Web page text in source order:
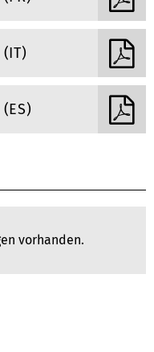
(IT)
(ES)
vorhanden.